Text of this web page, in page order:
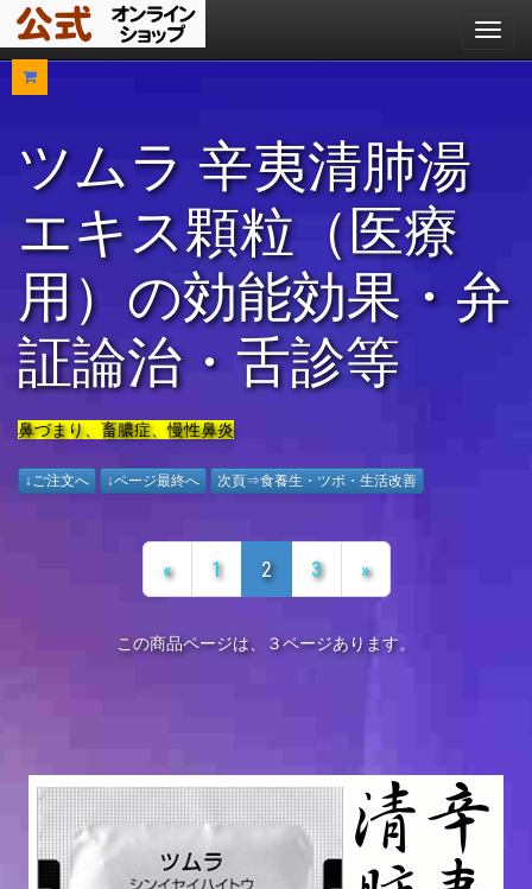
メ
ニ
ツムラ 辛夷清肺湯
エキス顆粒（医療
用）の効能効果・弁
証論治・舌診等
鼻づまり、畜膿症、慢性鼻炎
↓ご注文へ ↓ページ最終へ 次頁⇒食養生・ツボ・生活改善
« 1 2 3 »
この商品ページは、３ページあります。